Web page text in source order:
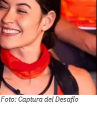
Foto: Captura del Desafío